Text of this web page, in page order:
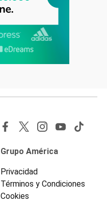
Grupo América
Privacidad
Términos y Condiciones
Cookies